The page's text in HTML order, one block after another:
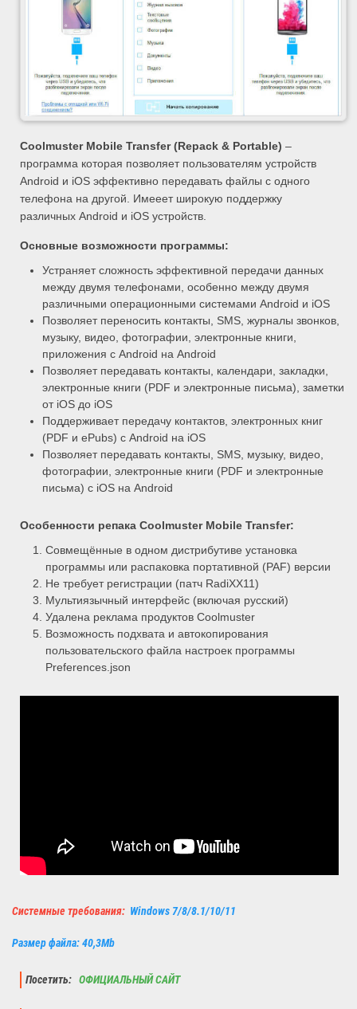
Coolmuster Mobile Transfer (Repack & Portable) –
программа которая позволяет пользователям устройств
Android и iOS эффективно передавать файлы с одного
телефона на другой. Имееет широкую поддержку
различных Android и iOS устройств.
Основные возможности программы:
Устраняет сложность эффективной передачи данных
между двумя телефонами, особенно между двумя
различными операционными системами Android и iOS
Позволяет переносить контакты, SMS, журналы звонков,
музыку, видео, фотографии, электронные книги,
приложения с Android на Android
Позволяет передавать контакты, календари, закладки,
электронные книги (PDF и электронные письма), заметки
от iOS до iOS
Поддерживает передачу контактов, электронных книг
(PDF и ePubs) с Android на iOS
Позволяет передавать контакты, SMS, музыку, видео,
фотографии, электронные книги (PDF и электронные
письма) с iOS на Android
Особенности репака Coolmuster Mobile Transfer:
Совмещённые в одном дистрибутиве установка
программы или распаковка портативной (PAF) версии
Не требует регистрации (патч RadiXX11)
Мультиязычный интерфейс (включая русский)
Удалена реклама продуктов Coolmuster
Возможность подхвата и автокопирования
пользовательского файла настроек программы
Preferences.json
Системные требования: Windows 7/8/8.1/10/11
Размер файла: 40,3Mb
Посетить: ОФИЦИАЛЬНЫЙ САЙТ